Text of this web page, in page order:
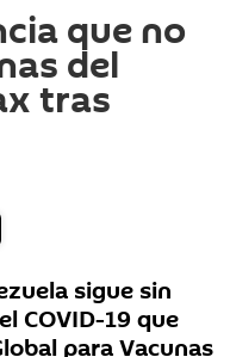
que no
del
tras
sigue sin
COVID-19 que
para Vacunas